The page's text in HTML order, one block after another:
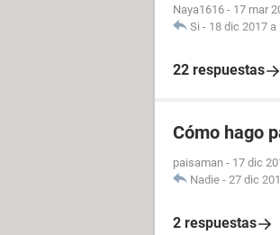
Naya1616 - 17 mar
Si - 18 dic 2017 a
22 respuestas
Cómo hago
paisaman - 17 dic
Nadie - 27 dic
2 respuestas